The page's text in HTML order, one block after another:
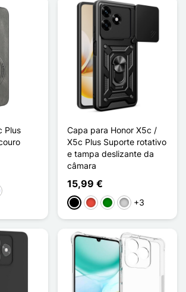
Plus
Capa para Honor X5c /
X5c Plus Suporte rotativo
e tampa deslizante da
câmara
15,99 €
PretoVermelho
VerdePrata+3